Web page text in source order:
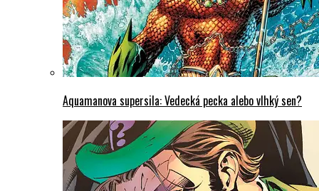
Aquamanova supersila: Vedecká pecka alebo vlhký sen?